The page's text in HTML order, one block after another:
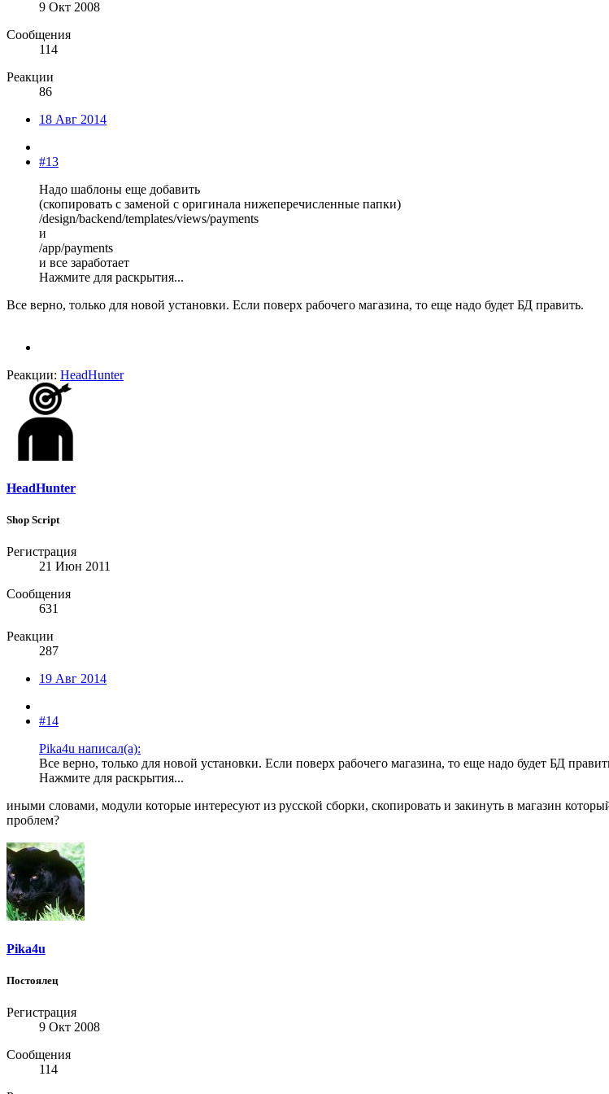
9 Окт 2008
Сообщения
114
Реакции
86
18 Авг 2014
#13
Надо шаблоны еще добавить
(скопировать с заменой с оригинала нижеперечисленные папки)
/design/backend/templates/views/payments
и
/app/payments
и все заработает
Нажмите для раскрытия...
Все верно, только для новой установки. Если поверх рабочего магазина, то еще надо будет БД править.
Реакции: HeadHunter
HeadHunter
Shop Script
Регистрация
21 Июн 2011
Сообщения
631
Реакции
287
19 Авг 2014
#14
Pika4u написал(а):
Все верно, только для новой установки. Если поверх рабочего магазина, то еще надо будет БД
Нажмите для раскрытия...
иными словами, модули которые интересуют из русской сборки, скопировать и закинуть в магазин
проблем?
Pika4u
Постоялец
Регистрация
9 Окт 2008
Сообщения
114